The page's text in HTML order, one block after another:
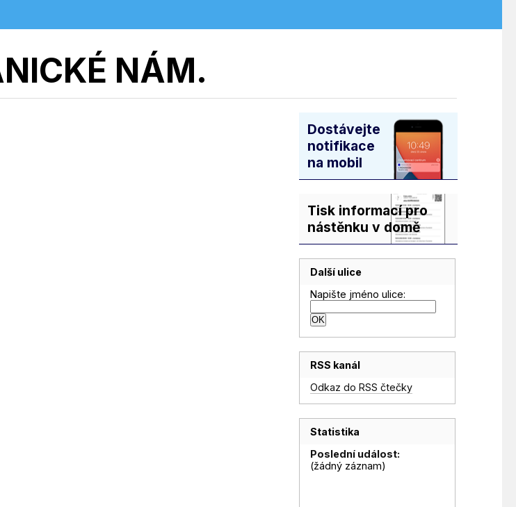
NÁM.
Dostávejte
notifikace
na mobil
Tisk informací pro
nástěnku v domě
Další ulice
Napište jméno ulice:
RSS kanál
Odkaz do RSS čtečky
Statistika
Poslední událost:
(žádný záznam)